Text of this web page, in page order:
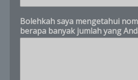
e
p
o
n
Bolehkah saya mengetahui
berapa banyak jumlah yang